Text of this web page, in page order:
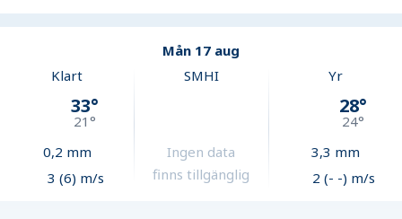
Mån 17 aug
Klart
33°
21°
0,2 mm
3 (6) m/s
SMHI
Ingen data
finns tillgänglig
Yr
28°
24°
3,3 mm
2 (- -) m/s